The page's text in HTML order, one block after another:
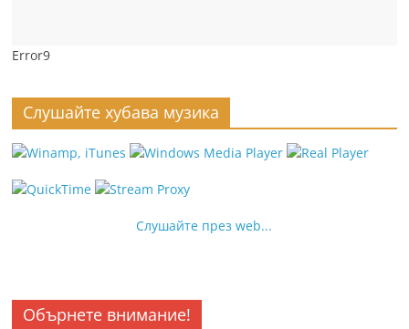
Error9
Слушайте хубава музика
Слушайте през web...
Обърнете внимание!